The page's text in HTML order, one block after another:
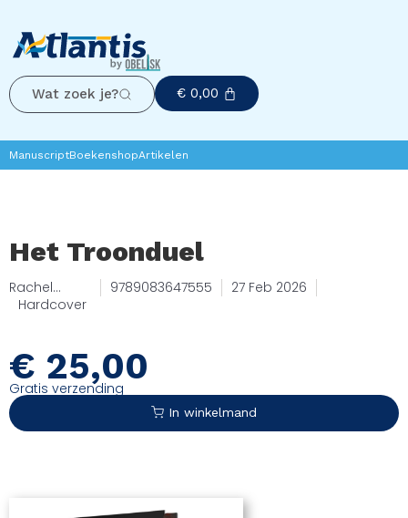
Wat zoek je? € 0,00
ManuscriptBoekenshopArtikelen
Het Troonduel
Rachel
Elisabeth
9789083647555
27 Feb 2026
Hardcover
€ 25,00
Gratis verzending
In winkelmand